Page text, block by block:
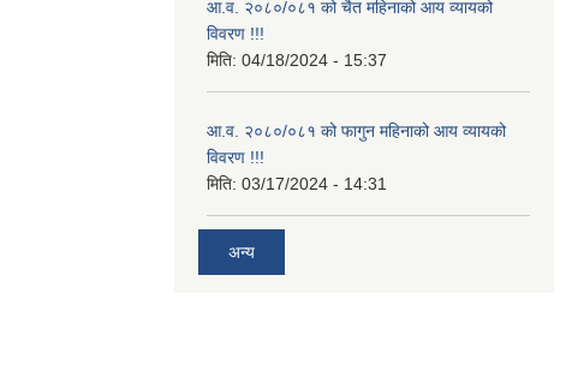
आ.व. २०८०/०८१ को चैत महिनाको आय व्यायको
विवरण !!!
मिति: 04/18/2024 - 15:37
आ.व. २०८०/०८१ को फागुन महिनाको आय व्यायको
विवरण !!!
मिति: 03/17/2024 - 14:31
अन्य